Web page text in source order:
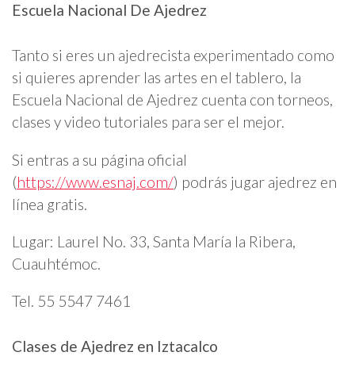
Escuela Nacional De Ajedrez
Tanto si eres un ajedrecista experimentado como
si quieres aprender las artes en el tablero, la
Escuela Nacional de Ajedrez cuenta con torneos,
clases y video tutoriales para ser el mejor.
Si entras a su página oficial
(https://www.esnaj.com/) podrás jugar ajedrez en
línea gratis.
Lugar: Laurel No. 33, Santa María la Ribera,
Cuauhtémoc.
Tel. 55 5547 7461
Clases de Ajedrez en Iztacalco